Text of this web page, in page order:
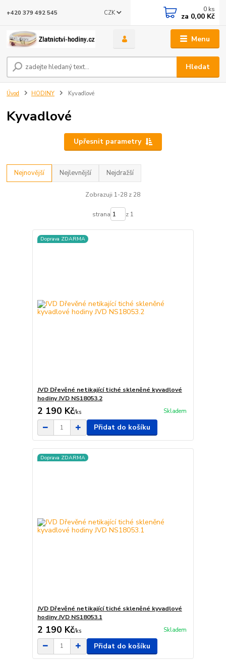
Menu
CZK
Hledat
+420 379 492 545 0 ks
za 0,00 Kč
Úvod HODINY Kyvadlové
Kyvadlové
Upřesnit parametry
Nejnovější Nejlevnější Nejdražší
Zobrazuji 1-28 z 28
strana z 1
Doprava ZDARMA
JVD Dřevěné netikající tiché skleněné kyvadlové
hodiny JVD NS18053.2
2 190 Kč/ks Skladem
Přidat do košíku
Doprava ZDARMA
JVD Dřevěné netikající tiché skleněné kyvadlové
hodiny JVD NS18053.1
2 190 Kč/ks Skladem
Přidat do košíku